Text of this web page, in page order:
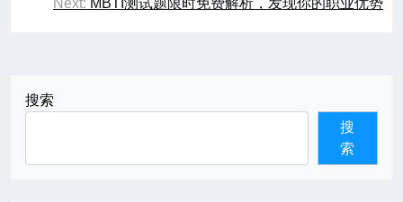
Next: MBTI测试题限时免费解析，发现你的职业优势
搜索
搜
索